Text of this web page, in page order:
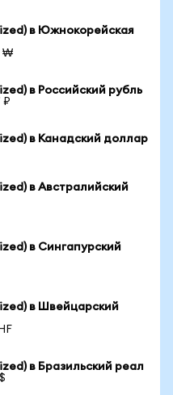
в Южнокорейская
₩
в Российский рубль
₽
в Канадский доллар
в Австралийский
в Сингапурский
в Швейцарский
в Бразильский реал